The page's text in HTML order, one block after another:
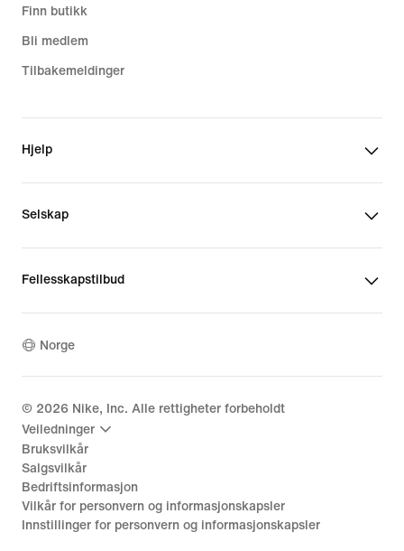
Finn butikk
Bli medlem
Tilbakemeldinger
Hjelp
Selskap
Fellesskapstilbud
Norge
© 2026 Nike, Inc. Alle rettigheter forbeholdt
Veiledninger
Bruksvilkår
Salgsvilkår
Bedriftsinformasjon
Vilkår for personvern og informasjonskapsler
Innstillinger for personvern og informasjonskapsler